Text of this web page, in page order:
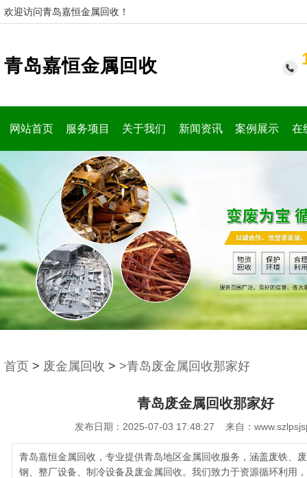
欢迎访问青岛嘉恒金属回收！
青岛嘉恒金属回收
网站首页 服务项目 关于我们 新闻资讯 案例展示 在
首页 > 废金属回收 > >青岛废金属回收那家好
青岛废金属回收那家好
发布日期：2025-07-03 17:48:27 来自：
青岛嘉恒金属回收，专业提供青岛地区金属回收服务，涵盖废铁、
钢、整厂设备、制冷设备及废金属回收。我们致力于资源循环利用